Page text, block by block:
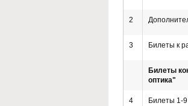
2
3 Билеты к
Билеты
оптика"
4 Билеты 1-9